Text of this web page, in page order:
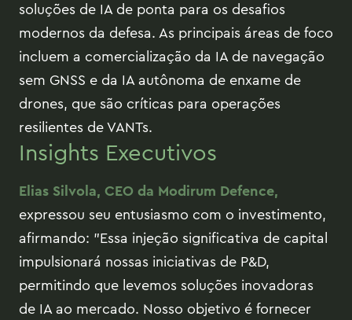
soluções de IA de ponta para os desafios
modernos da defesa. As principais áreas de foco
incluem a comercialização da IA de navegação
sem GNSS e da IA autônoma de enxame de
drones, que são críticas para operações
resilientes de VANTs.
Insights Executivos
Elias Silvola, CEO da Modirum Defence,
expressou seu entusiasmo com o investimento,
afirmando: "Essa injeção significativa de capital
impulsionará nossas iniciativas de P&D,
permitindo que levemos soluções inovadoras
de IA ao mercado. Nosso objetivo é fornecer